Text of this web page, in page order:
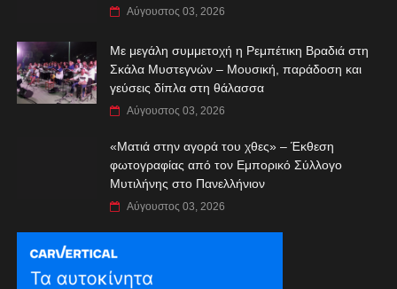
Αύγουστος 03, 2026
Με μεγάλη συμμετοχή η Ρεμπέτικη Βραδιά στη
Σκάλα Μυστεγνών – Μουσική, παράδοση και
γεύσεις δίπλα στη θάλασσα
Αύγουστος 03, 2026
«Ματιά στην αγορά του χθες» – Έκθεση
φωτογραφίας από τον Εμπορικό Σύλλογο
Μυτιλήνης στο Πανελλήνιον
Αύγουστος 03, 2026